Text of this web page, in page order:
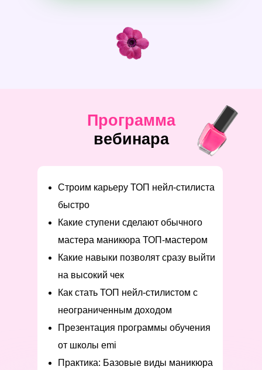
Программа
вебинара
Строим карьеру ТОП нейл-стилиста
быстро
Какие ступени сделают обычного
мастера маникюра ТОП-мастером
Какие навыки позволят сразу выйти
на высокий чек
Как стать ТОП нейл-стилистом с
неограниченным доходом
Презентация программы обучения
от школы emi
Практика: Базовые виды маникюра